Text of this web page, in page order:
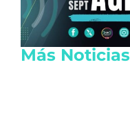
Más Noticias